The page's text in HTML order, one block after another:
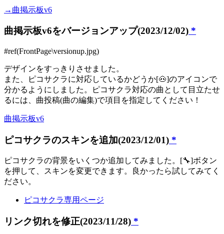
→曲掲示板v6
曲掲示板v6をバージョンアップ(2023/12/02) *
#ref(FrontPage\versionup.jpg)
デザインをすっきりさせました。
また、ピコサクラに対応しているかどうか[🐽]のアイコンで
分かるようにしました。ピコサクラ対応の曲として目立たせ
るには、曲投稿(曲の編集)で項目を指定してください！
曲掲示板v6
ピコサクラのスキンを追加(2023/12/01) *
ピコサクラの背景をいくつか追加してみました。[🔧]ボタン
を押して、スキンを変更できます。良かったら試してみてく
ださい。
ピコサクラ専用ページ
リンク切れを修正(2023/11/28) *